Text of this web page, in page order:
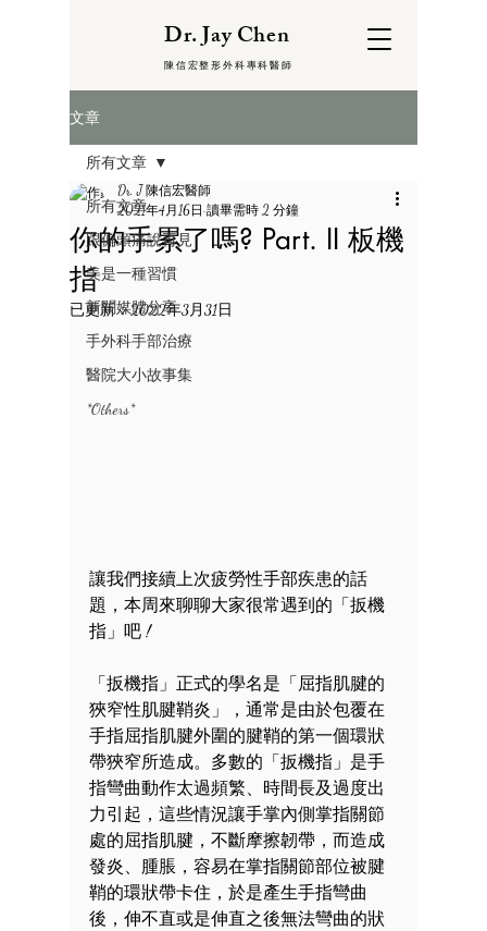
Dr. Jay Chen
陳信宏整形外科專科醫師
文章
所有文章
跟偏頭痛說再見
美是一種習慣
新聞媒體分享
手外科手部治療
醫院大小故事集
*Others*
所有文章
你的手累了嗎? Part. II 板機
指
Dr. J 陳信宏醫師
2021年4月16日 讀畢需時 2 分鐘
已更新：2022年3月31日
讓我們接續上次疲勞性手部疾患的話
題，本周來聊聊大家很常遇到的 「扳機
指」 吧 !
「扳機指」正式的學名是「屈指肌腱的
狹窄性肌腱鞘炎」，通常是由於包覆在
手指屈指肌腱外圍的腱鞘的第一個環狀
帶狹窄所造成。多數的「扳機指」是手
指彎曲動作太過頻繁、時間長及過度出
力引起，這些情況讓手掌內側掌指關節
處的屈指肌腱，不斷摩擦韌帶，而造成
發炎、腫脹，容易在掌指關節部位被腱
鞘的環狀帶卡住，於是產生手指彎曲
後，伸不直或是伸直之後無法彎曲的狀